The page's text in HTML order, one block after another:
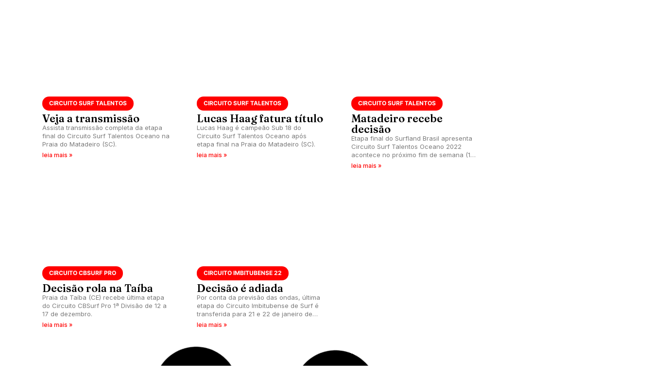
CIRCUITO SURF TALENTOS
Veja a transmissão
Assista transmissão completa da etapa
final do Circuito Surf Talentos Oceano na
Praia do Matadeiro (SC).
leia mais »
CIRCUITO SURF TALENTOS
Lucas Haag fatura título
Lucas Haag é campeão Sub 18 do
Circuito Surf Talentos Oceano após
etapa final na Praia do Matadeiro (SC).
leia mais »
CIRCUITO SURF TALENTOS
Matadeiro recebe
decisão
Etapa final do Surfland Brasil apresenta
Circuito Surf Talentos Oceano 2022
acontece no próximo fim de semana (10,
11) na Praia do Matadeiro (SC).
leia mais »
CIRCUITO CBSURF PRO
Decisão rola na Taíba
Praia da Taíba (CE) recebe última etapa
do Circuito CBSurf Pro 1ª Divisão de 12 a
17 de dezembro.
leia mais »
CIRCUITO IMBITUBENSE 22
Decisão é adiada
Por conta da previsão das ondas, última
etapa do Circuito Imbitubense de Surf é
transferida para 21 e 22 de janeiro de
2023.
leia mais »